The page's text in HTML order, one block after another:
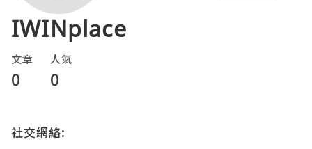
IWINplace
文章
0
人氣
0
社交網絡: